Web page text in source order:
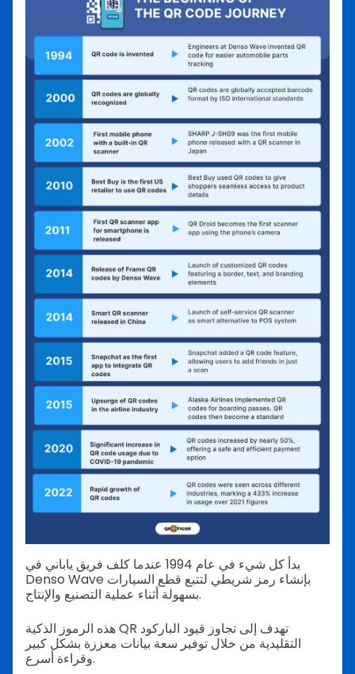
بدأ كل شيء في عام 1994 عندما كلف فريق ياباني في
Denso Wave بإنشاء رمز شريطي لتتبع قطع السيارات
بسهولة أثناء عملية التصنيع والإنتاج.
هذه الرموز الذكية QR تهدف إلى تجاوز قيود الباركود
التقليدية من خلال توفير سعة بيانات معززة بشكل كبير
وقراءة أسرع.